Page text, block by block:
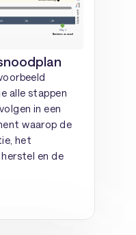
alle stappen
in een
waarop de
het
en de